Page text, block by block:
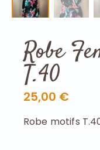
Robe
T.40
25,00 €
Robe motifs